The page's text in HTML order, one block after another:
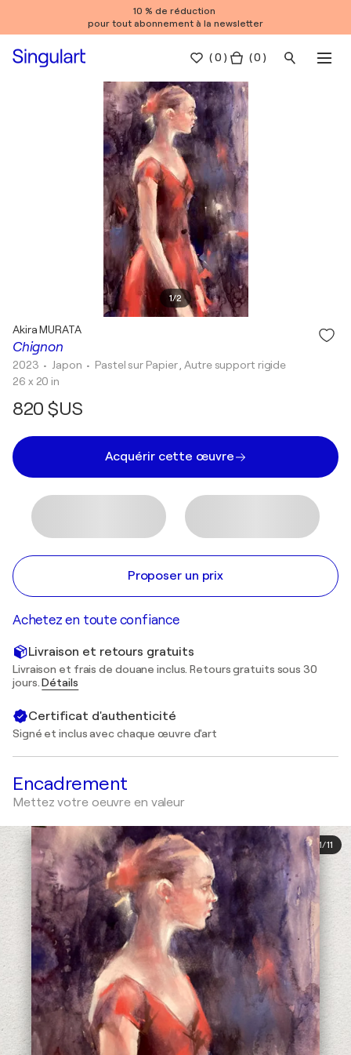
10 % de réduction
pour tout abonnement à la newsletter
(0 ) ( 0 )
1/2
Chignon
Akira MURATA
2023 • Japon • Pastel sur Papier , Autre support rigide
26 x 20 in
820 $US
Acquérir cette œuvre
Proposer un prix
Achetez en toute confiance
Livraison et retours gratuits
Livraison et frais de douane inclus. Retours gratuits sous 30
jours.Détails
Certificat d'authenticité
Signé et inclus avec chaque œuvre d'art
Encadrement
Mettez votre oeuvre en valeur
1/11